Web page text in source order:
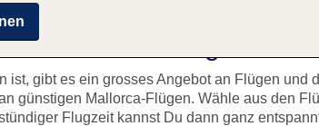
Balearen fliegen
gibt es ein grosses Angebot an Flügen
günstigen Mallorca-Flügen. Wähle aus den
Flugzeit kannst Du dann ganz